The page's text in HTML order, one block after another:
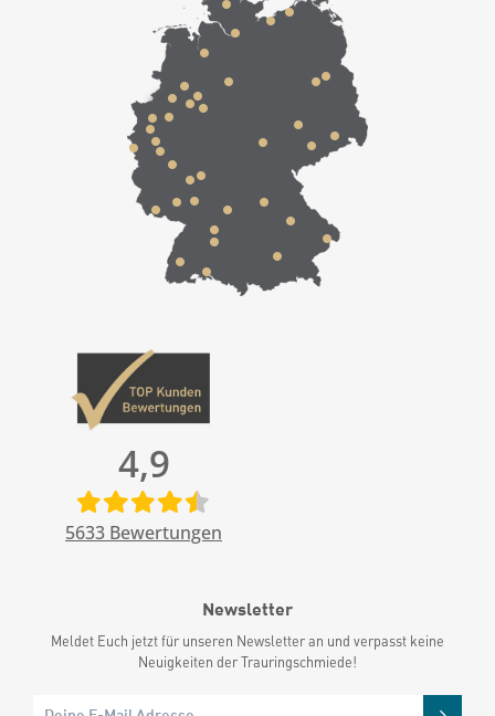
4,9
5633 Bewertungen
Newsletter
Meldet Euch jetzt für unseren Newsletter an und verpasst keine
Neuigkeiten der Trauringschmiede!